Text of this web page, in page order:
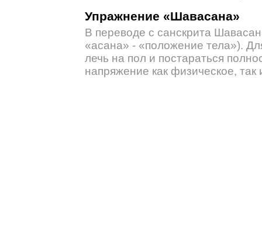
Упражнение «Шавасана»
В переводе с санскрита
«асана» - «положение тела»).
лечь на пол и постараться
напряжение как физическое, так